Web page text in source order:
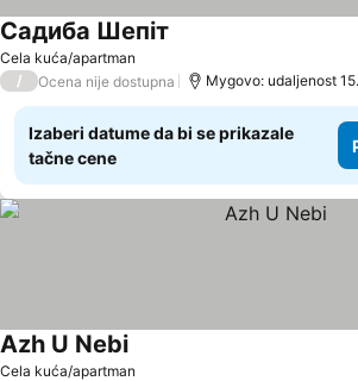
Cela kuća/apartman
Садиба Шепіт
/ Ocena nije dostupna Mygovo: udaljenost
Izaberi datume da bi se prikazale
tačne cene
Cela kuća/apartman
Azh U Nebi